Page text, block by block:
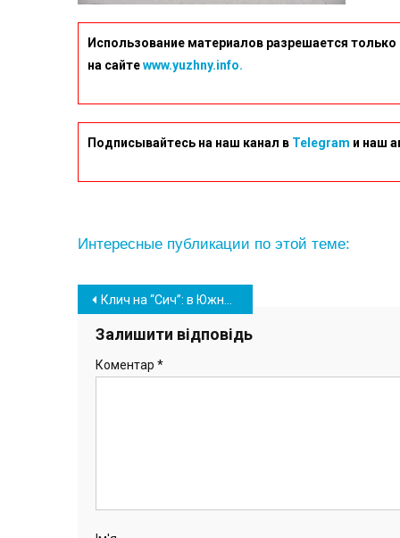
Использование материалов разрешается
на сайтеwww.yuzhny.info.
Подписывайтесь на наш канал в Telegram и наш
Интересные публикации по этой теме:
Навігація
записів
Клич на “Сич”: в Южному колишня волейболістка провела з дітьми благодійну акцію (фото)
Залишити відповідь
Коментар *